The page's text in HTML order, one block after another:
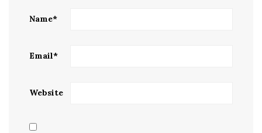
Name*
Email*
Website